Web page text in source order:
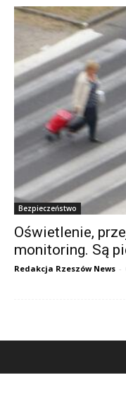
Bezpieczeństwo
Oświetlenie,
monitoring. Są
Redakcja Rzeszów News -